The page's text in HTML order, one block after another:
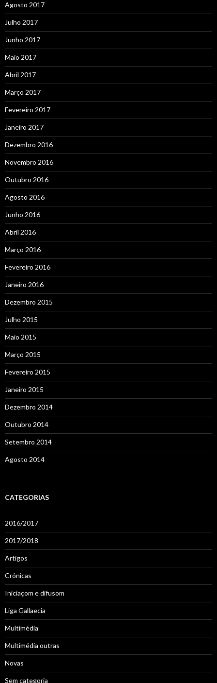
Agosto 2017
Julho 2017
Junho 2017
Maio 2017
Abril 2017
Março 2017
Fevereiro 2017
Janeiro 2017
Dezembro 2016
Novembro 2016
Outubro 2016
Agosto 2016
Junho 2016
Abril 2016
Março 2016
Fevereiro 2016
Janeiro 2016
Dezembro 2015
Julho 2015
Maio 2015
Março 2015
Fevereiro 2015
Janeiro 2015
Dezembro 2014
Outubro 2014
Setembro 2014
Agosto 2014
CATEGORIAS
2016/2017
2017/2018
Artigos
Crónicas
Iniciaçom e difusom
Liga Gallaecia
Multimédia
Multimédia outras
Novas
Sem categoria